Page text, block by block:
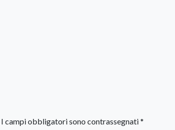
I campi obbligatori sono contrassegnati*